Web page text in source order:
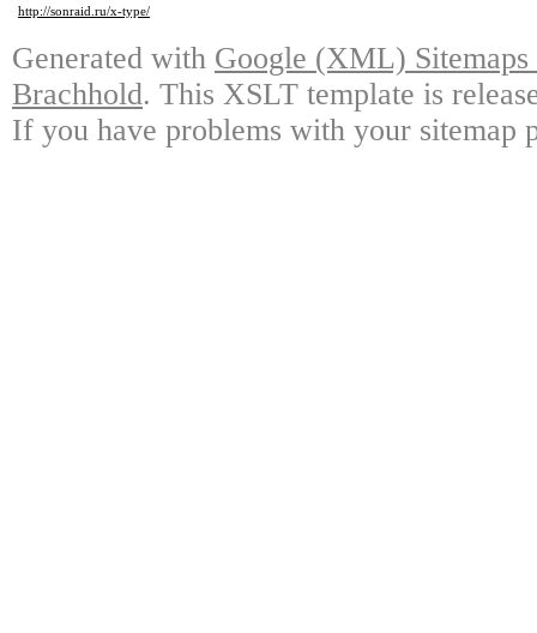
http://sonraid.ru/x-type/
Generated with Google (XML)
Brachhold. This XSLT template is
If you have problems with your sitemap